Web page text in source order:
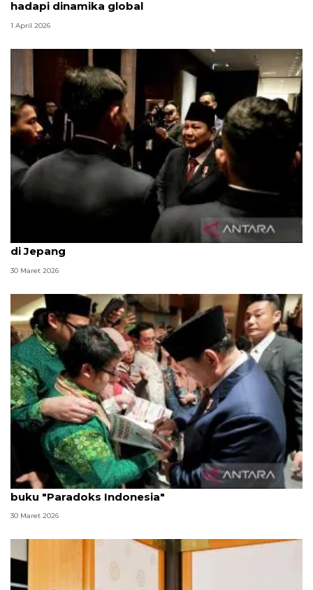
hadapi dinamika global
1 April 2026
Presiden Prabowo disambut hangat anak diaspora
di Jepang
30 Maret 2026
Bertemu Presiden, diaspora RI di Jepang bawa
buku "Paradoks Indonesia"
30 Maret 2026